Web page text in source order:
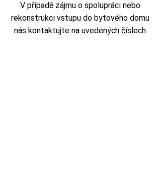
V případě zájmu o spolupráci nebo
rekonstrukci vstupu do bytového domu
nás kontaktujte na uvedených číslech